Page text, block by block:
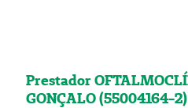
Prestador
GONÇALO (55004164-2)